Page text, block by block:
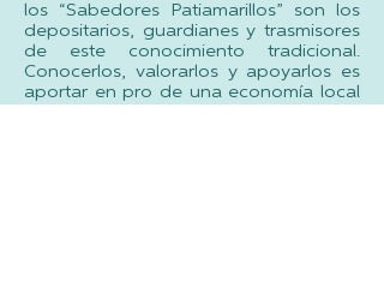
los “Sabedores Patiamarillos” son los
depositarios, guardianes y trasmisores
de este conocimiento tradicional.
Conocerlos, valorarlos y apoyarlos es
aportar en pro de una economía local